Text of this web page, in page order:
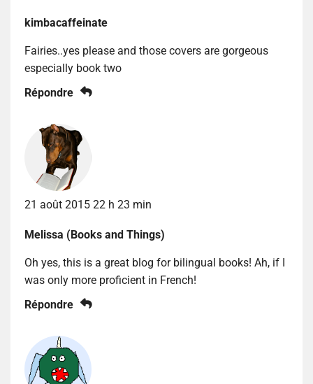
kimbacaffeinate
Fairies..yes please and those covers are gorgeous
especially book two
Répondre
21 août 2015 22 h 23 min
Melissa (Books and Things)
Oh yes, this is a great blog for bilingual books! Ah, if I
was only more proficient in French!
Répondre